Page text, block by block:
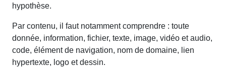
hypothèse.
Par contenu, il faut notamment comprendre : toute
donnée, information, fichier, texte, image, vidéo et audio,
code, élément de navigation, nom de domaine, lien
hypertexte, logo et dessin.